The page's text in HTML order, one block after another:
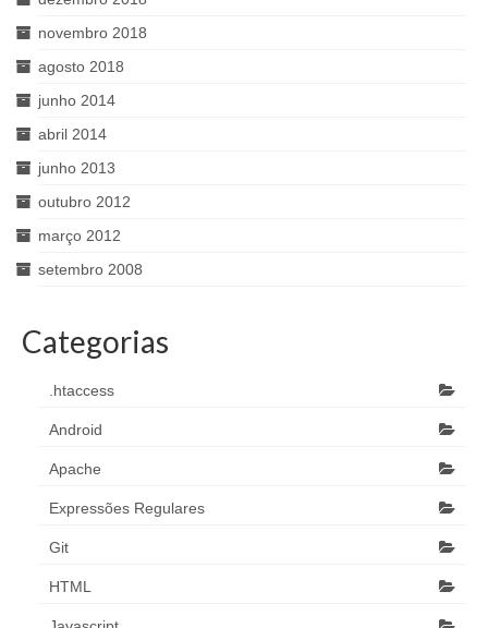
novembro 2018
agosto 2018
junho 2014
abril 2014
junho 2013
outubro 2012
março 2012
setembro 2008
Categorias
.htaccess
Android
Apache
Expressões Regulares
Git
HTML